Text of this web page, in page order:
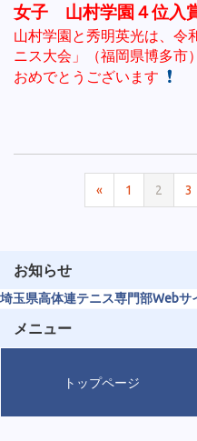
女子 山村学園４位入
山村学園と秀明英光は、令
ニス大会」（福岡県博多市
おめでとうございます
« 1 2 3
お知らせ
埼玉県高体連テニス専門部Webサ
メニュー
トップページ